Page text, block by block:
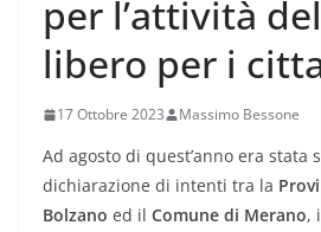
per l’attività
libero per i
17 Ottobre 2023 Massimo Bessone
Ad agosto di quest’anno era stata
dichiarazione di intenti tra la
Bolzano ed il Comune di Merano,